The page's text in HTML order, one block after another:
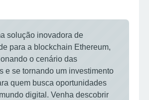
solução inovadora de
para a blockchain Ethereum,
o cenário das
e se tornando um investimento
quem busca oportunidades
digital. Venha descobrir